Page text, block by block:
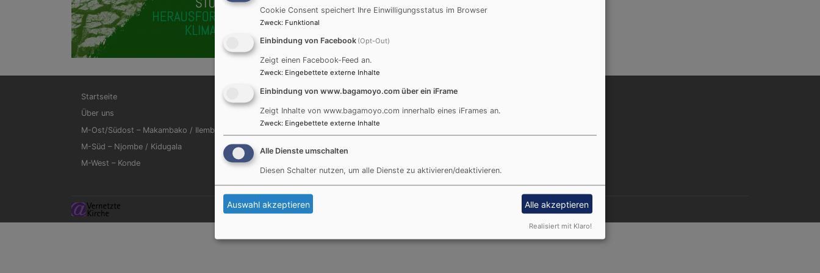
Hauptnavigation
Startseite
Über uns
M-Ost/Südost – Makambako / Ilembula
M-Süd – Njombe / Kidugala
M-West – Konde
Fußbereichsmenü
Tipps und Links
Impressum
Cookie-Einstellungen
Cookie Consent speichert Ihre Einwilligungsstatus im Browser
Zweck: Funktional
Einbindung von Facebook (Opt-Out)
Zeigt einen Facebook-Feed an.
Zweck: Eingebettete externe Inhalte
Einbindung von www.bagamoyo.com über ein iFrame
Zeigt Inhalte von www.bagamoyo.com innerhalb eines iFrames an.
Zweck: Eingebettete externe Inhalte
Alle Dienste umschalten
Diesen Schalter nutzen, um alle Dienste zu aktivieren/deaktivieren.
Auswahl akzeptieren Alle akzeptieren
Realisiert mit Klaro!